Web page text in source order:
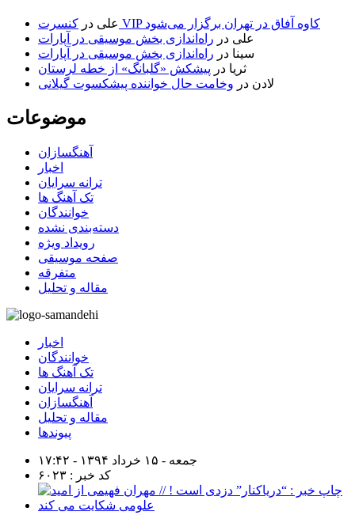
علی در
کنسرت VIP کاوه آفاق در تهران برگزار می‌شود
علی در راه‌اندازی بخش موسیقی در آپارات
سینا در راه‌اندازی بخش موسیقی در آپارات
ثریا در پیشکش «گلبانگ» از خطه لرستان
لادن در وخامت حال خواننده پیشکسوت گیلانی
موضوعات
آهنگسازان
اخبار
ترانه سرایان
تک آهنگ ها
خوانندگان
دسته‌بندی نشده
رویداد ویژه
صفحه موسیقی
متفرقه
مقاله و تحلیل
اخبار
خوانندگان
تک آهنگ ها
ترانه سرایان
آهنگسازان
مقاله و تحلیل
پیوندها
جمعه - ۱۵ خرداد ۱۳۹۴ - ۱۷:۴۲
کد خبر : ۶۰۲۳